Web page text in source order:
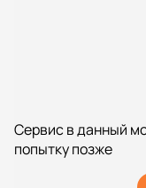
Сервис в данный
попытку позже